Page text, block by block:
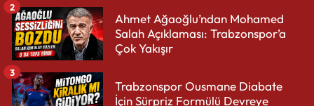
Ahmet Ağaoğlu’ndan Mohamed
Salah Açıklaması: Trabzonspor’a
Çok Yakışır
2
Trabzonspor Ousmane Diabate
İçin Sürpriz Formülü Devreye
3